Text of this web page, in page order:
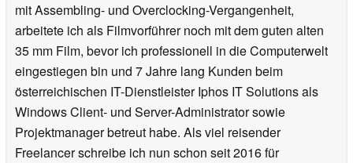
mit Assembling- und Overclocking-Vergangenheit,
arbeitete ich als Filmvorführer noch mit dem guten alten
35 mm Film, bevor ich professionell in die Computerwelt
eingestiegen bin und 7 Jahre lang Kunden beim
österreichischen IT-Dienstleister Iphos IT Solutions als
Windows Client- und Server-Administrator sowie
Projektmanager betreut habe. Als viel reisender
Freelancer schreibe ich nun schon seit 2016 für